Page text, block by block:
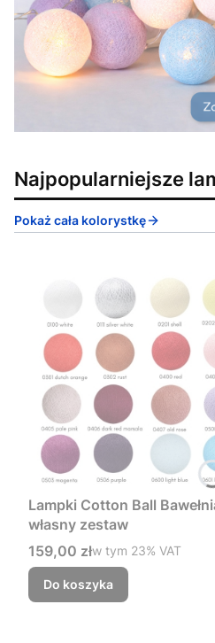
Najpopularniejsze
Pokaż cała kolorystkę
Lampki Cotton Ball
własny zestaw
Cena brutto
159,00 złw tym %s VAT
w tym 23% VAT
Do koszyka